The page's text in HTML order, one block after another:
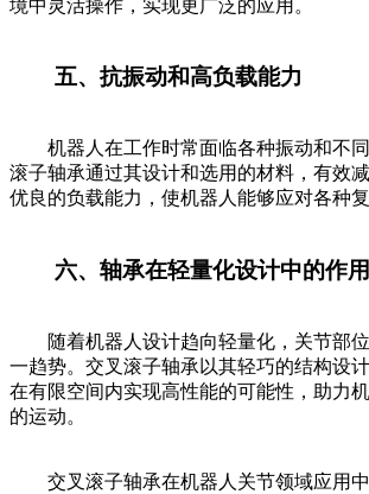
境中灵活操作，实现更广泛的应用。
五、抗振动和高负载能力
机器人在工作时常面临各种振动和不同
滚子轴承通过其设计和选用的材料，有效
优良的负载能力，使机器人能够应对各种复
六、轴承在轻量化设计中的作用
随着机器人设计趋向轻量化，关节部位
一趋势。交叉滚子轴承以其轻巧的结构设
在有限空间内实现高性能的可能性，助力
的运动。
交叉滚子轴承在机器人关节领域应用中